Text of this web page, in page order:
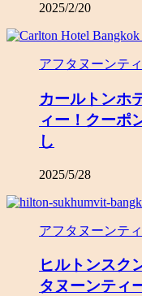
2025/2/20
アフタヌーンテ
カールトンホ
ィー！クーポ
し
2025/5/28
アフタヌーンテ
ヒルトンスク
タヌーンティ